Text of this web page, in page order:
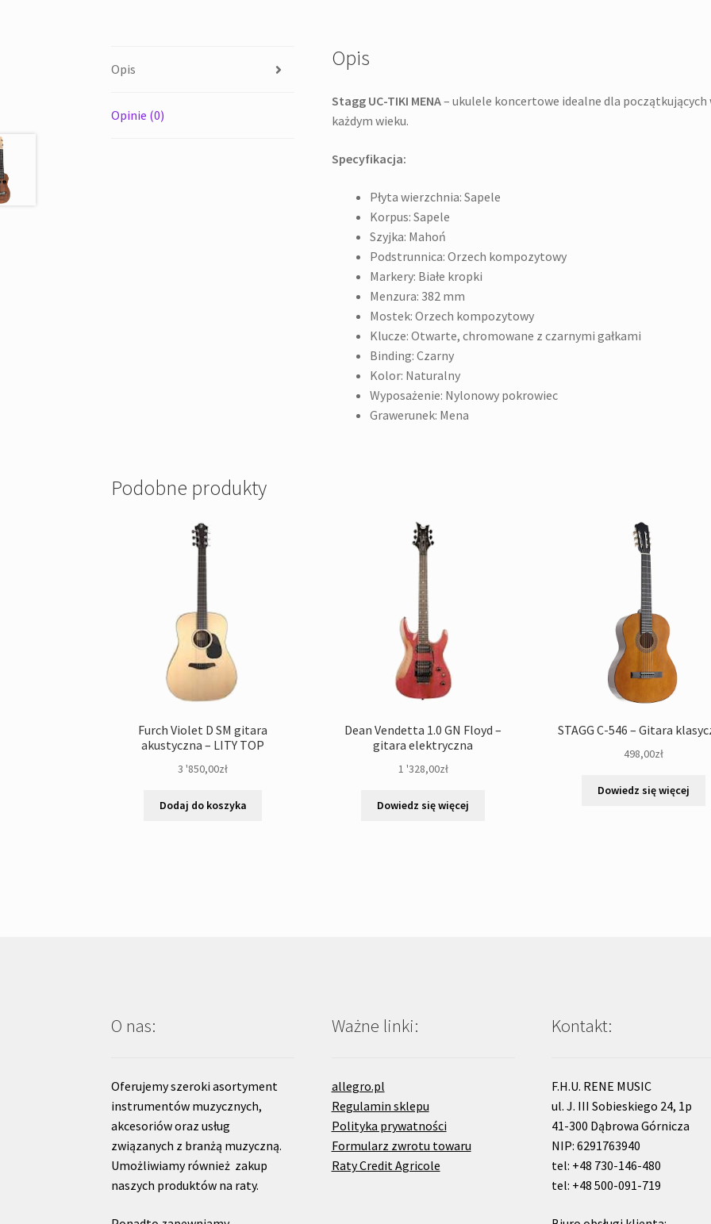
Opis
Opinie (0)
Opis
Stagg UC-TIKI MENA– ukulele koncertowe idealne dla początkujących
każdym wieku.
Specyfikacja:
Płyta wierzchnia: Sapele
Korpus: Sapele
Szyjka: Mahoń
Podstrunnica: Orzech kompozytowy
Markery: Białe kropki
Menzura: 382 mm
Mostek: Orzech kompozytowy
Klucze: Otwarte, chromowane z czarnymi gałkami
Binding: Czarny
Kolor: Naturalny
Wyposażenie: Nylonowy pokrowiec
Grawerunek: Mena
Podobne produkty
Furch Violet D SM gitara
akustyczna – LITY TOP
3 '850,00zł
Dodaj do koszyka
Dean Vendetta 1.0 GN Floyd –
gitara elektryczna
1 '328,00zł
Dowiedz się więcej
STAGG C-546 – Gitara
498,00zł
Dowiedz się więcej
O nas:
Oferujemy szeroki asortyment
instrumentów muzycznych,
akcesoriów oraz usług
związanych z branżą muzyczną.
Umożliwiamy również zakup
naszych produktów na raty.
Ważne linki:
allegro.pl
Regulamin sklepu
Polityka prywatności
Formularz zwrotu towaru
Raty Credit Agricole
Kontakt:
F.H.U. RENE MUSIC
ul. J. III Sobieskiego 24, 1p
41-300 Dąbrowa Górnicza
NIP: 6291763940
tel: +48 730-146-480
tel: +48 500-091-719